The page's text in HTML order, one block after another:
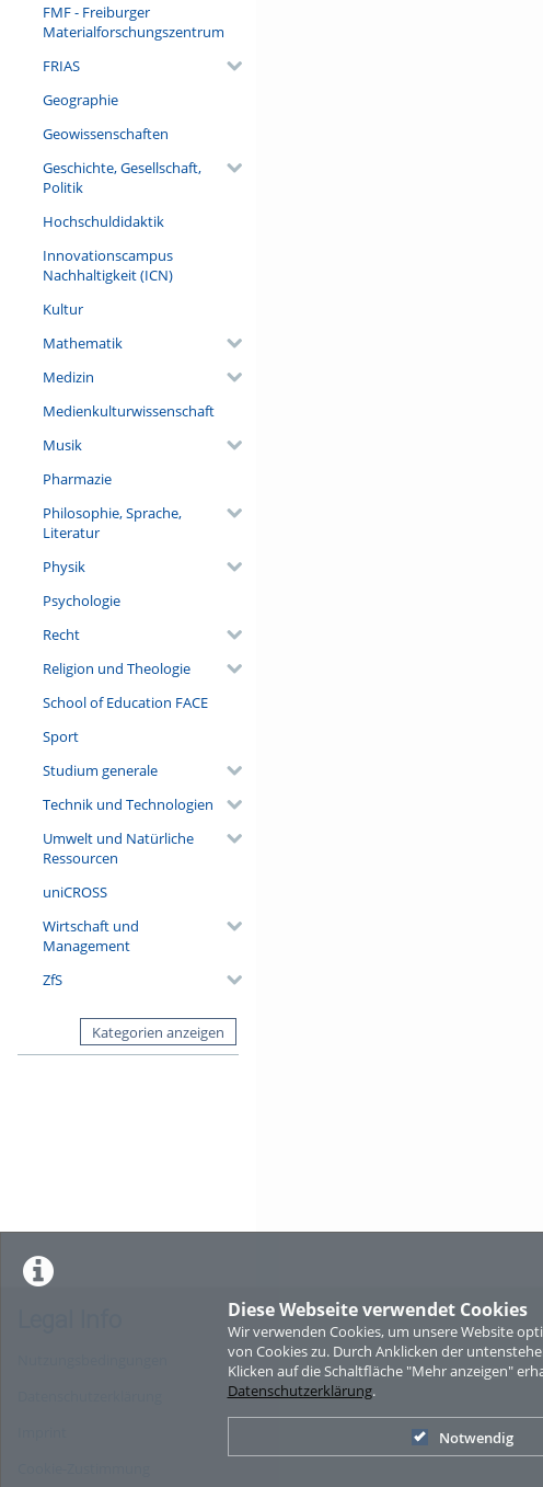
Diese Webseite verwendet Cookies
Wir verwenden Cookies, um unsere Website
von Cookies zu. Durch Anklicken der
Klicken auf die Schaltfläche "Mehr anzeigen"
Datenschutzerklärung.
Notwendig
FMF - Freiburger
Materialforschungszentrum
FRIAS
Geographie
Geowissenschaften
Geschichte, Gesellschaft,
Politik
Hochschuldidaktik
Innovationscampus
Nachhaltigkeit (ICN)
Kultur
Mathematik
Medizin
Medienkulturwissenschaft
Musik
Pharmazie
Philosophie, Sprache,
Literatur
Physik
Psychologie
Recht
Religion und Theologie
School of Education FACE
Sport
Studium generale
Technik und Technologien
Umwelt und Natürliche
Ressourcen
uniCROSS
Wirtschaft und
Management
ZfS
Kategorien anzeigen